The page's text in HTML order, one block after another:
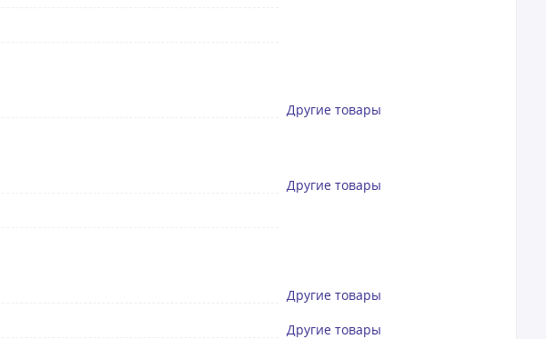
Другие товары
Другие товары
Другие товары
Другие товары